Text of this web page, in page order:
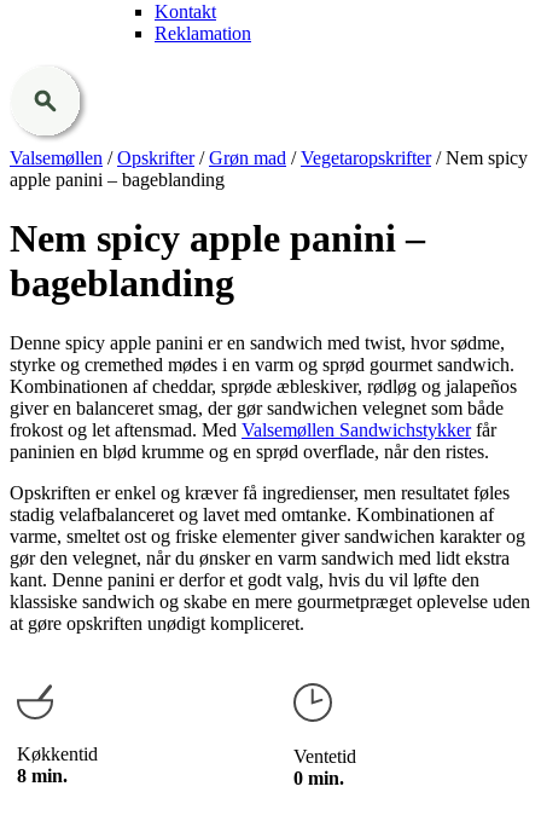
Kontakt
Reklamation
Valsemøllen /Opskrifter/Grøn mad /Vegetaropskrifter/Nem spicy
apple panini – bageblanding
Nem spicy apple panini –
bageblanding
Denne spicy apple panini er en sandwich med twist, hvor sødme,
styrke og cremethed mødes i en varm og sprød gourmet sandwich.
Kombinationen af cheddar, sprøde æbleskiver, rødløg og jalapeños
giver en balanceret smag, der gør sandwichen velegnet som både
frokost og let aftensmad. Med Valsemøllen Sandwichstykkerfår
paninien en blød krumme og en sprød overflade, når den ristes.
Opskriften er enkel og kræver få ingredienser, men resultatet føles
stadig velafbalanceret og lavet med omtanke. Kombinationen af
varme, smeltet ost og friske elementer giver sandwichen karakter og
gør den velegnet, når du ønsker en varm sandwich med lidt ekstra
kant. Denne panini er derfor et godt valg, hvis du vil løfte den
klassiske sandwich og skabe en mere gourmetpræget oplevelse uden
at gøre opskriften unødigt kompliceret.
Køkkentid
8 min.
Ventetid
0 min.